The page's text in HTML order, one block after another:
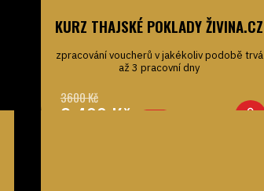
KURZ THAJSKÉ POKLADY ŽIVINA.CZ
zpracování voucherů v jakékoliv podobě trvá
až 3 pracovní dny
2 499 Kč